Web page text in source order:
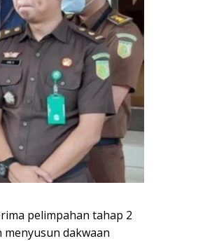
pelimpahan tahap 2
dakwaan